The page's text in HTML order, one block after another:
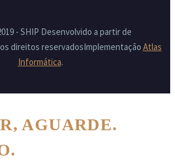
- SHIP Desenvolvido a partir de
direitos reservadosImplementação Atlas
Informática.
AGUARDE.